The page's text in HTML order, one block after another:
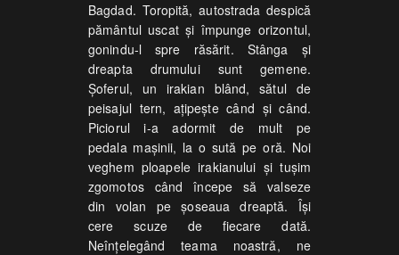
Bagdad. Toropită, autostrada despică
pământul uscat şi împunge orizontul,
gonindu-l spre răsărit. Stânga şi
dreapta drumului sunt gemene.
Şoferul, un irakian blând, sătul de
peisajul tern, aţipeşte când şi când.
Piciorul i-a adormit de mult pe
pedala maşinii, la o sută pe oră. Noi
veghem ploapele irakianului şi tuşim
zgomotos când începe să valseze
din volan pe şoseaua dreaptă. Îşi
cere scuze de fiecare dată.
Neînţelegând teama noastră, ne